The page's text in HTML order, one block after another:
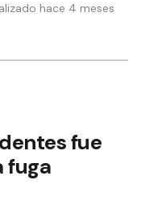
hace 4 meses
fue
fuga